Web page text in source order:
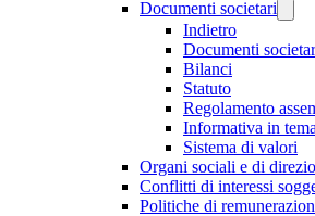
Documenti societari
Indietro
Documenti
Bilanci
Statuto
Regolamento
Informativa in
Sistema di valori
Organi sociali e di
Conflitti di interessi
Politiche di